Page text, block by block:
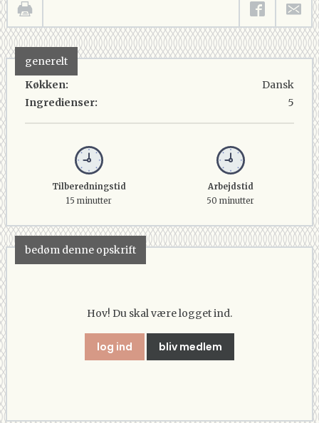
generelt
Køkken:
Ingredienser:
Dansk
5
Tilberedningstid
15 minutter
Arbejdstid
50 minutter
bedøm denne opskrift
Hov! Du skal være logget ind.
log ind bliv medlem